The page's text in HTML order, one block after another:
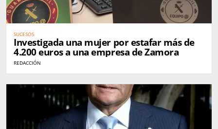
SUCESOS
Investigada una mujer por estafar más de
4.200 euros a una empresa de Zamora
REDACCIÓN